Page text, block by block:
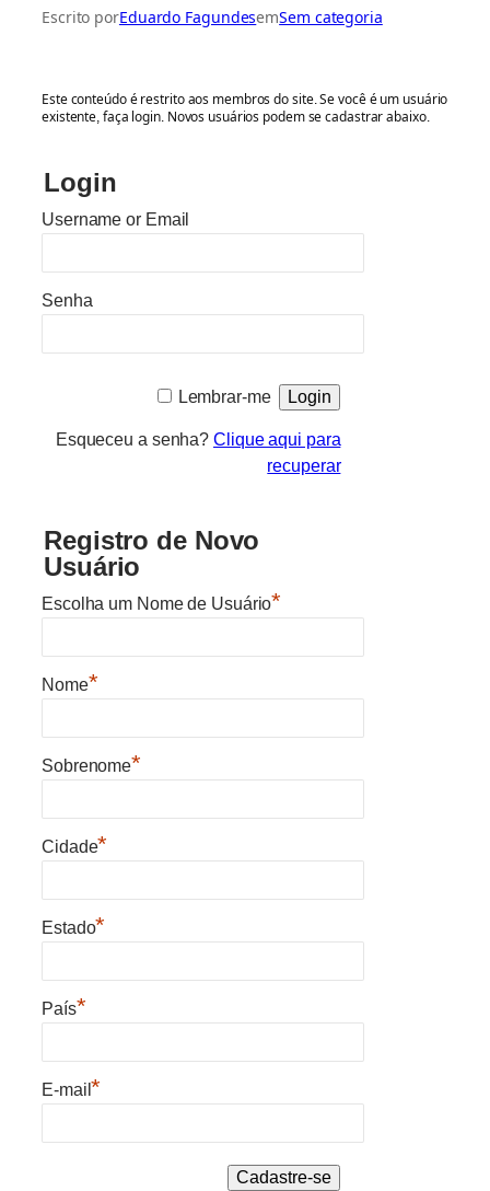
Escrito porEduardo FagundesemSem categoria
Este conteúdo é restrito aos membros do site. Se você é um usuário
existente, faça login. Novos usuários podem se cadastrar abaixo.
Login
Username or Email
Senha
Lembrar-me
Esqueceu a senha?Clique aqui para
recuperar
Registro de Novo
Usuário
Escolha um Nome de Usuário*
Nome*
Sobrenome*
Cidade*
Estado*
País*
E-mail*